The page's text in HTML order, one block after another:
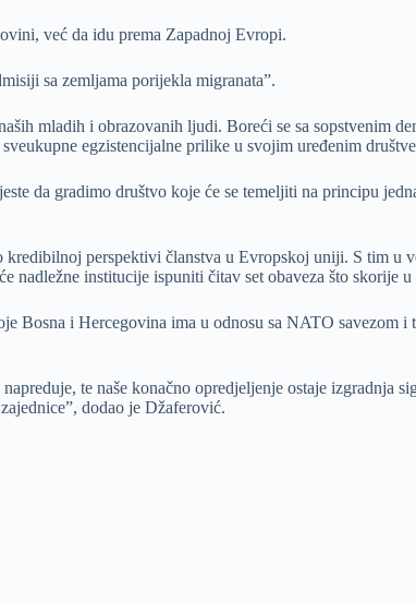
već da idu prema Zapadnoj Evropi.
sa zemljama porijekla migranata”.
mladih i obrazovanih ljudi. Boreći se sa sopstvenim
egzistencijalne prilike u svojim uređenim
da gradimo društvo koje će se temeljiti na principu
perspektivi članstva u Evropskoj uniji. S tim u
nadležne institucije ispuniti čitav set obaveza što skorije
Bosna i Hercegovina ima u odnosu sa NATO savezom
te naše konačno opredjeljenje ostaje izgradnja
dodao je Džaferović.